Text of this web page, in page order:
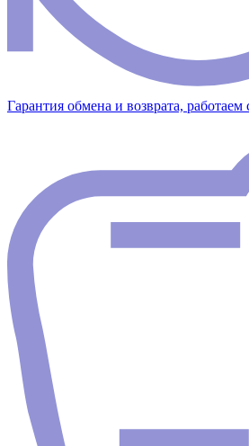
Гарантия обмена и возврата, работаем